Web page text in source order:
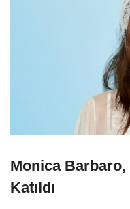
Monica Barbaro,
Katıldı